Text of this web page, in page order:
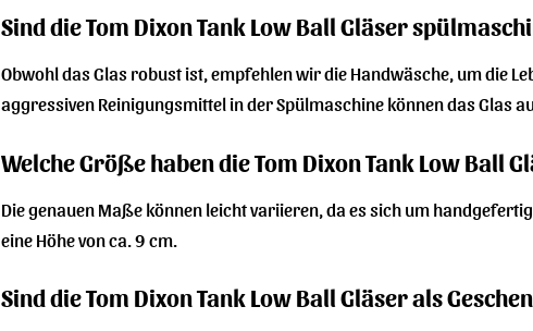
Sind die Tom Dixon Tank Low Ball Gläser
Obwohl das Glas robust ist, empfehlen wir die Handwäsche, um die
aggressiven Reinigungsmittel in der Spülmaschine können das Glas
Welche Größe haben die Tom Dixon Tank Low Ball
Die genauen Maße können leicht variieren, da es sich um
eine Höhe von ca. 9 cm.
Sind die Tom Dixon Tank Low Ball Gläser als